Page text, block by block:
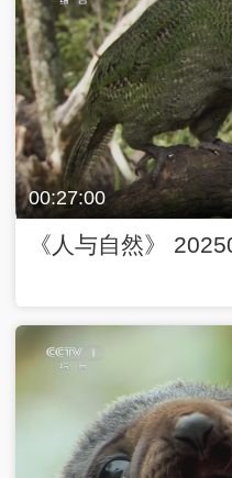
00:27:00
《人与自然》